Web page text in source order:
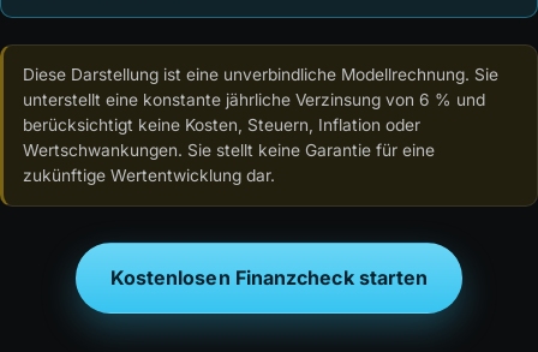
Diese Darstellung ist eine unverbindliche Modellrechnung. Sie
unterstellt eine konstante jährliche Verzinsung von 6 % und
berücksichtigt keine Kosten, Steuern, Inflation oder
Wertschwankungen. Sie stellt keine Garantie für eine
zukünftige Wertentwicklung dar.
Kostenlosen Finanzcheck starten